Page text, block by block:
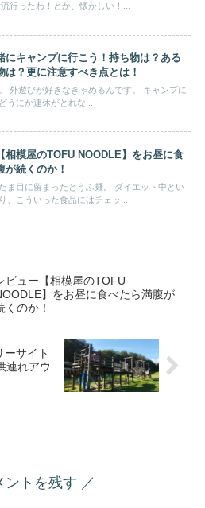
か？ 昔流行ったわ！とか、懐かしい！...
にキャンプに行こう！持ち物は？ある
は？更に注意すべき点とは！
ャンプに
うにか連休がとれな...
相模屋のTOFU NOODLE】をお昼に食
が続くのか！
に留まったとうふ麺。 ダイエット中とい
、こういった食品にはチェッ...
ビュー【相模屋のTOFU
】をお昼に食べたら満腹が
くのか！
ーサイト
連れアウ
ントを残す